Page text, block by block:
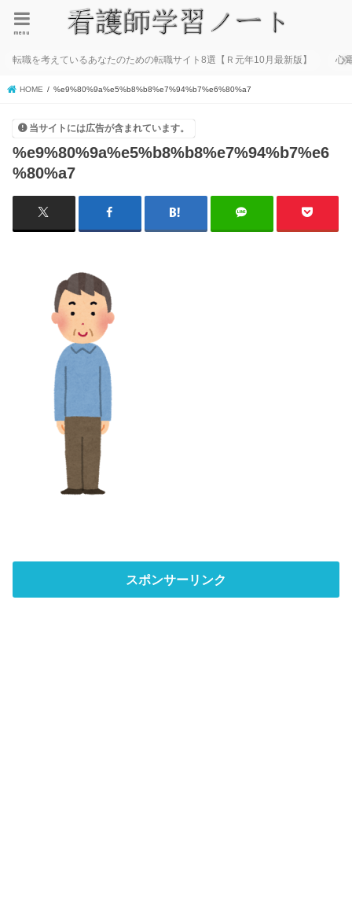
menu
転職を考えているあなたのための転職サイト8選【Ｒ元年10月最新版】 心
HOME %e9%80%9a%e5%b8%b8%e7%94%b7%e6%80%a7
当サイトには広告が含まれています。
%e9%80%9a%e5%b8%b8%e7%94%b7%e6
%80%a7
スポンサーリンク